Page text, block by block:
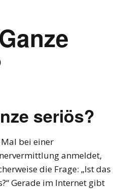
seriös?
bei einer
anmeldet,
die Frage: „Ist das
Gerade im Internet gibt